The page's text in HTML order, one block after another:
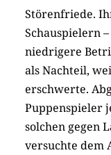
Störenfriede.
Schauspielern
niedrigere
als Nachteil,
erschwerte.
Puppenspieler
solchen gegen
versuchte dem